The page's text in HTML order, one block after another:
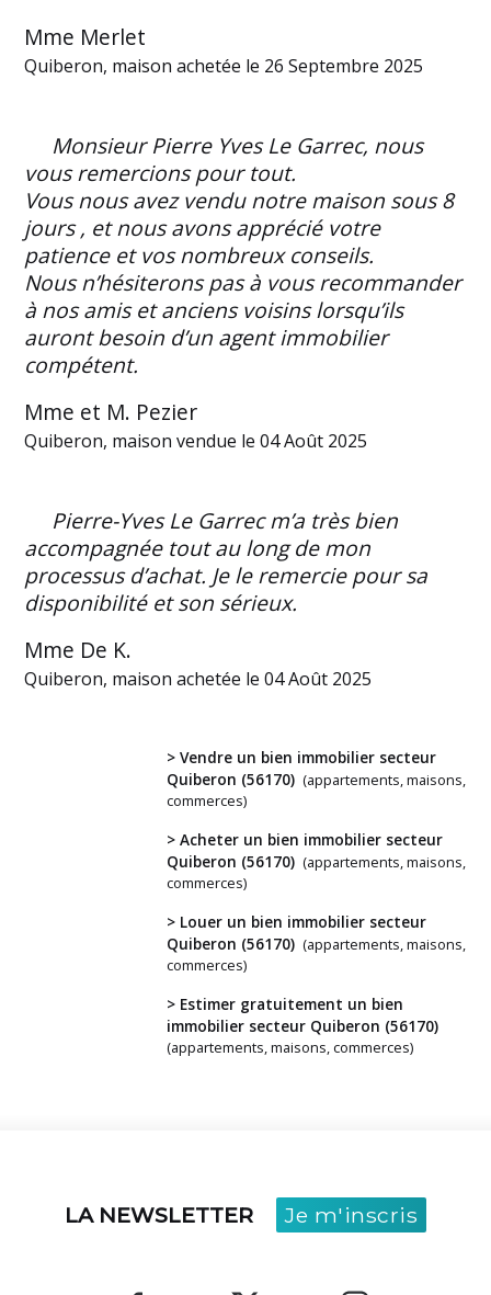
Mme Merlet
Quiberon, maison achetée le 26 Septembre 2025
Monsieur Pierre Yves Le Garrec, nous
vous remercions pour tout.
Vous nous avez vendu notre maison sous 8
jours , et nous avons apprécié votre
patience et vos nombreux conseils.
Nous n’hésiterons pas à vous recommander
à nos amis et anciens voisins lorsqu’ils
auront besoin d’un agent immobilier
compétent.
Mme et M. Pezier
Quiberon, maison vendue le 04 Août 2025
Pierre-Yves Le Garrec m’a très bien
accompagnée tout au long de mon
processus d’achat. Je le remercie pour sa
disponibilité et son sérieux.
Mme De K.
Quiberon, maison achetée le 04 Août 2025
> Vendre un bien immobilier secteur
Quiberon (56170) (appartements, maisons,
commerces)
> Acheter un bien immobilier secteur
Quiberon (56170) (appartements, maisons,
commerces)
> Louer un bien immobilier secteur
Quiberon (56170) (appartements, maisons,
commerces)
> Estimer gratuitement un bien
immobilier secteur Quiberon (56170)
(appartements, maisons, commerces)
LA NEWSLETTER Je m'inscris